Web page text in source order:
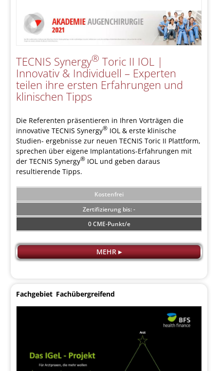
TECNIS Synergy® Toric II IOL |
Innovativ & Individuell – Experten
teilen ihre ersten Erfahrungen und
klinischen Tipps
Die Referenten präsentieren in Ihren Vorträgen die
innovative TECNIS Synergy®IOL & erste klinische
Studien- ergebnisse zur neuen TECNIS Toric II Plattform,
sprechen über eigene Implantations-Erfahrungen mit
der TECNIS Synergy®IOL und geben daraus
resultierende Tipps.
Kostenfrei
-
0 CME-Punkt/e
MEHR ▸
Fachgebiet Fachübergreifend